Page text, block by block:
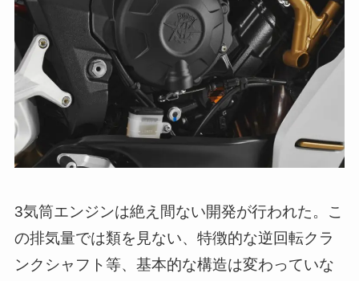
3気筒エンジンは絶え間ない開発が行われた。こ
の排気量では類を見ない、特徴的な逆回転クラ
ンクシャフト等、基本的な構造は変わっていな